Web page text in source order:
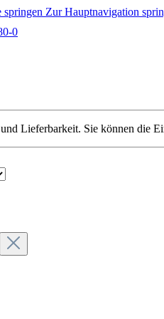
springen Zur Hauptnavigation
0
Lieferbarkeit. Sie können die